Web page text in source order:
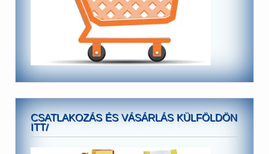
CSATLAKOZÁS ÉS VÁSÁRLÁS KÜLFÖLDÖN
ITT/